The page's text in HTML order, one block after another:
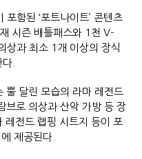
포함된 ‘포트나이트’ 콘텐츠
시즌 배틀패스와 1천 V-
상과 최소 1개 이상의 장식
다.
뿔 달린 모습의 라마 레전드
브로 의상과 산악 가방 등 장
레전드 랩핑 시트지 등이 포
에 제공된다.